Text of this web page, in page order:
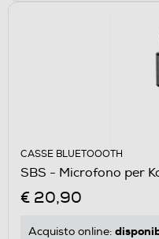
CASSE BLUETOOOTH
SBS - Microfono per
€ 20,90
Acquisto online: